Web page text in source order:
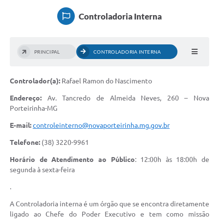
Galeria de Fotos
Cadastro Cultural Lei Paulo Gustavo
Obras
Turismo
Carta de Serviços
Ouvidoria
Controladoria Interna
PRINCIPAL CONTROLADORIA INTERNA
Controlador(a): Rafael Ramon do Nascimento
Endereço: Av. Tancredo de Almeida Neves, 260 – Nova
Porteirinha-MG
E-mail:controleinterno@novaporteirinha.mg.gov.br
Telefone: (38) 3220-9961
Horário de Atendimento ao Público: 12:00h às 18:00h de
segunda à sexta-feira
.
A Controladoria interna é um órgão que se encontra diretamente
ligado ao Chefe do Poder Executivo e tem como missão